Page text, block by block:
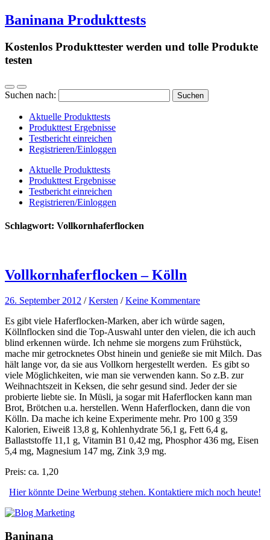
Baninana Produkttests
Kostenlos Produkttester werden und tolle Produkte
testen
Suchen nach:
Aktuelle Produkttests
Produkttest Ergebnisse
Testbericht einreichen
Registrieren/Einloggen
Aktuelle Produkttests
Produkttest Ergebnisse
Testbericht einreichen
Registrieren/Einloggen
Schlagwort: Vollkornhaferflocken
Vollkornhaferflocken – Kölln
26. September 2012 /Kersten /Keine Kommentare
Es gibt viele Haferflocken-Marken, aber ich würde sagen,
Köllnflocken sind die Top-Auswahl unter den vielen, die ich auch
blind erkennen würde. Ich nehme sie morgens zum Frühstück,
mache mir getrocknetes Obst hinein und genieße sie mit Milch. Das
hält lange vor, da sie aus Vollkorn hergestellt werden. Es gibt so
viele Möglichkeiten, wie man sie verwenden kann. So z.B. zur
Weihnachtszeit in Keksen, die sehr gesund sind. Jeder der sie
probierte liebte sie. In Müsli, ja sogar mit Haferflocken kann man
Brot, Brötchen u.a. herstellen. Wenn Haferflocken, dann die von
Kölln. Da mache ich keine Experimente mehr. Pro 100 g 359
Kalorien, Eiweiß 13,8 g, Kohlenhydrate 56,1 g, Fett 6,4 g,
Ballaststoffe 11,1 g, Vitamin B1 0,42 mg, Phosphor 436 mg, Eisen
5,4 mg, Magnesium 147 mg, Zink 3,9 mg.
Preis: ca. 1,20
Hier könnte Deine Werbung stehen. Kontaktiere mich noch heute!
Baninana